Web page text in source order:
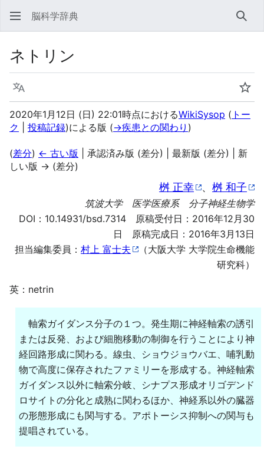
脳科学辞典 検索
ネトリン
言語
ウ
2020年1月12日 (日) 22:01時点におけるWikiSysop ( トー
ク
投稿記録)による版 (→疾患との関わり )
(差分) ← 古い版 | 承認済み版 (差分) | 最新版 (差分) | 新
しい版 → (差分)
桝 正幸 、 桝 和子
筑波大学 医学医療系 分子神経生物学
DOI： 10.14931/bsd.7314 原稿受付日：2016年12月30
日 原稿完成日：2016年3月13日
担当編集委員： 村上 富士夫
（大阪大学 大学院生命機能
研究科）
英：netrin
軸索ガイダンス分子の１つ。発生期に神経軸索の誘引
または反発、および細胞移動の制御を行うことにより神
経回路形成に関わる。線虫、ショウジョウバエ、哺乳動
物で高度に保存されたファミリーを形成する。神経軸索
ガイダンス以外に軸索分岐、シナプス形成オリゴデンド
ロサイトの分化と成熟に関わるほか、神経系以外の臓器
の形態形成にも関与する。アポトーシス抑制への関与も
提唱されている。